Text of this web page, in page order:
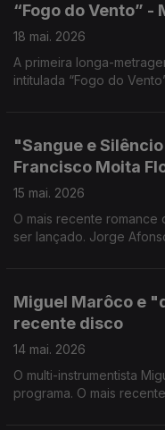
“Fogo do Vento” -
18 mai. 2026
A primeira longa-
intitulada “Fogo do
"Sangue e
Francisco Moita
15 mai. 2026
O mais recente romance
ser lançado. Jorge
Miguel Marôco e
recente disco
14 mai. 2026
O multi-instrumentista
programa. O mais